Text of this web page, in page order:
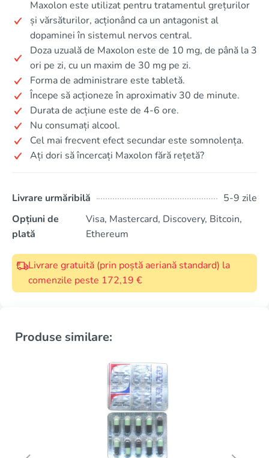
Maxolon este utilizat pentru tratamentul grețurilor
și vărsăturilor, acționând ca un antagonist al
dopaminei în sistemul nervos central.
Doza uzuală de Maxolon este de 10 mg, de până la 3
ori pe zi, cu un maxim de 30 mg pe zi.
Forma de administrare este tabletă.
Începe să acționeze în aproximativ 30 de minute.
Durata de acțiune este de 4-6 ore.
Nu consumați alcool.
Cel mai frecvent efect secundar este somnolența.
Ați dori să încercați Maxolon fără rețetă?
Livrare urmăribilă
5-9 zile
Opțiuni de
plată
Visa, Mastercard, Discovery, Bitcoin,
Ethereum
Livrare gratuită (prin poștă aeriană standard) la
comenzile peste 172,19 €
Produse similare: